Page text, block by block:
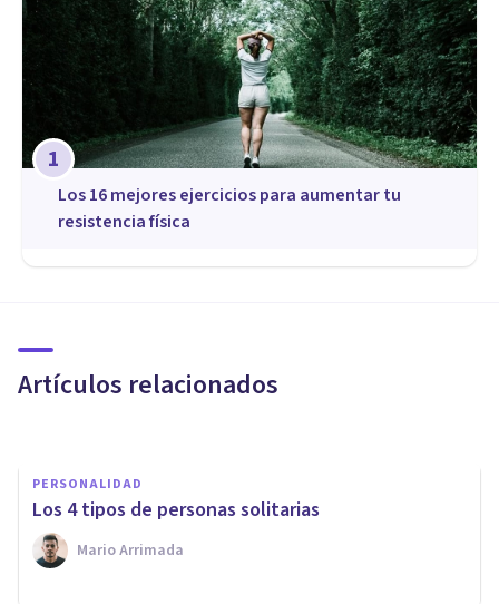
1
Los 16 mejores ejercicios para aumentar tu
resistencia física
Artículos relacionados
soledad durante la juventud
PERSONALIDAD
Los 4 tipos de personas solitarias
Mario Arrimada